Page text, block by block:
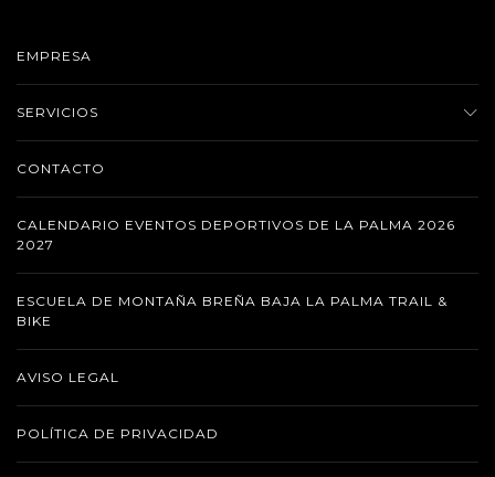
EMPRESA
SERVICIOS
CONTACTO
CALENDARIO EVENTOS DEPORTIVOS DE LA PALMA 2026
2027
ESCUELA DE MONTAÑA BREÑA BAJA LA PALMA TRAIL &
BIKE
AVISO LEGAL
POLÍTICA DE PRIVACIDAD